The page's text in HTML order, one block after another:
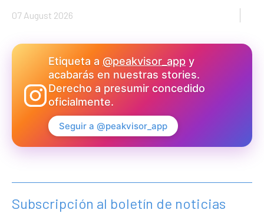
07 August 2026
Etiqueta a @peakvisor_app y
acabarás en nuestras stories.
Derecho a presumir concedido
oficialmente.
Seguir a @peakvisor_app
Subscripción al boletín de noticias